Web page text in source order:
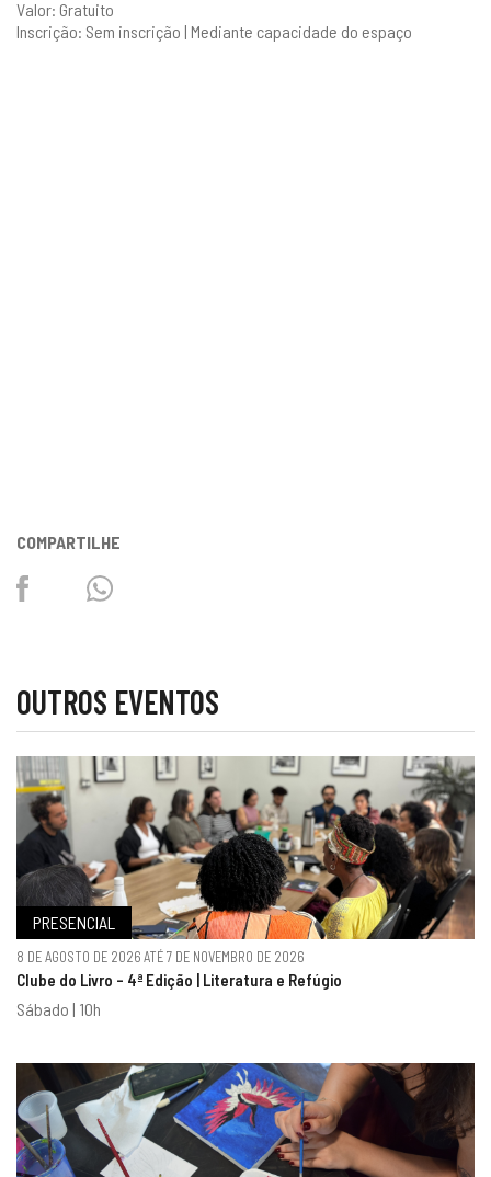
Valor: Gratuito
Inscrição: Sem inscrição | Mediante capacidade do espaço
COMPARTILHE
FacebookTwitterWhatsapp
OUTROS EVENTOS
PRESENCIAL
8 DE AGOSTO DE 2026 ATÉ 7 DE NOVEMBRO DE 2026
Clube do Livro - 4ª Edição | Literatura e Refúgio
Sábado | 10h